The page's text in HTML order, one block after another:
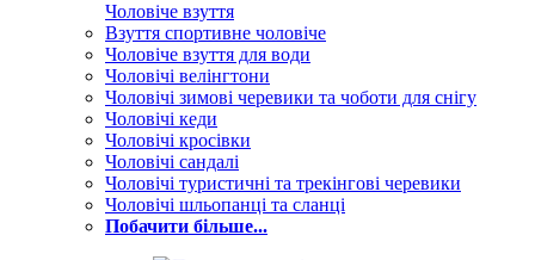
Чоловіче взуття
Взуття спортивне чоловіче
Чоловіче взуття для води
Чоловічі велінгтони
Чоловічі зимові черевики та чоботи для снігу
Чоловічі кеди
Чоловічі кросівки
Чоловічі сандалі
Чоловічі туристичні та трекінгові черевики
Чоловічі шльопанці та сланці
Побачити більше...